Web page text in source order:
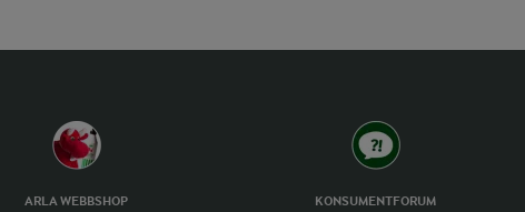
ARLA WEBBSHOP KONSUMENTFORUM